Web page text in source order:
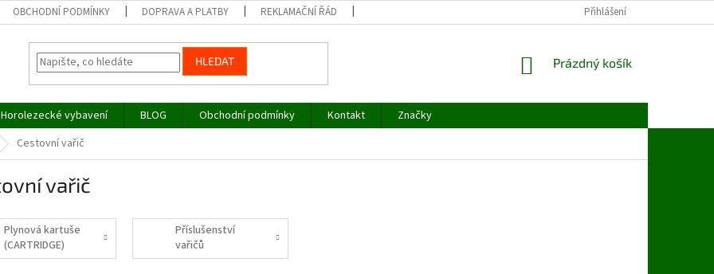
OBCHODNÍ PODMÍNKY DOPRAVA A PLATBY REKLAMAČNÍ ŘÁD OCHRANA OSOBNÍCH ÚDAJŮ
Přihlášení
HLEDAT
NÁKUPNÍ
Prázdný košík
Horolezecké vybavení BLOG Obchodní podmínky Kontakt
Značky
Cestovní vařič
vařič
Plynová kartuše
(CARTRIDGE)
Příslušenství
vařičů